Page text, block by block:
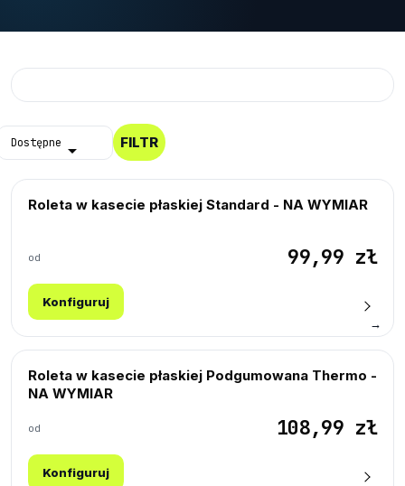
Moskitiery
Próbki Darmowe
Dostępne  FILTR
Roleta w kasecie płaskiej Standard - NA WYMIAR
od 99,99 zł
Konfiguruj
→
Roleta w kasecie płaskiej Podgumowana Thermo -
NA WYMIAR
od 108,99 zł
Konfiguruj